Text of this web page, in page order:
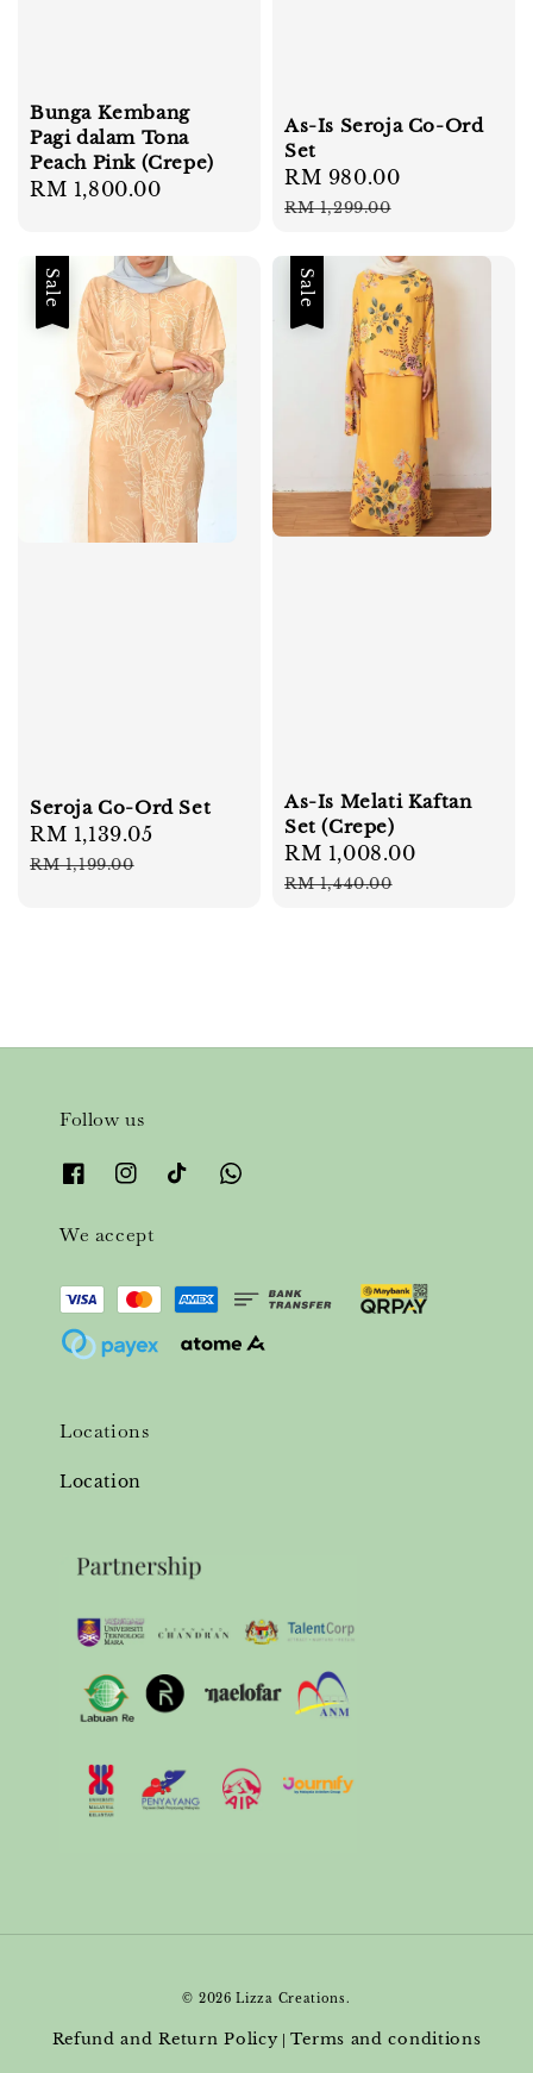
Bunga Kembang
Pagi dalam Tona
Peach Pink (Crepe)
Regular
RM 1,800.00
As-Is Seroja Co-Ord
Set
Sale
price
RM 980.00
RM 1,299.00
Sale
Seroja Co-Ord Set
Sale
price
RM 1,139.05
RM 1,199.00
Sale
As-Is Melati Kaftan
Set (Crepe)
Sale
price
RM 1,008.00
RM 1,440.00
Follow us
We accept
Locations
Location
© 2026 Lizza Creations.
Refund and Return Policy|Terms and conditions